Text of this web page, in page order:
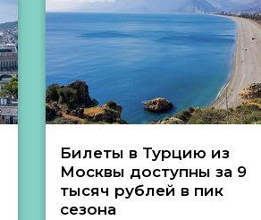
Билеты в Турцию из
Москвы доступны за 9
тысяч рублей в пик
сезона